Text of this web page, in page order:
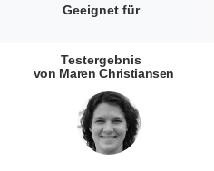
Geeignet für
Testergebnis
von Maren Christiansen